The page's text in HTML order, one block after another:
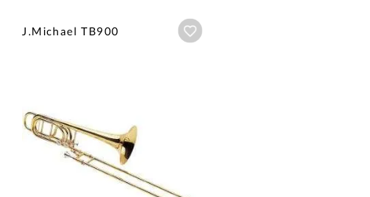
Añadir a wishlist
J.Michael TB900